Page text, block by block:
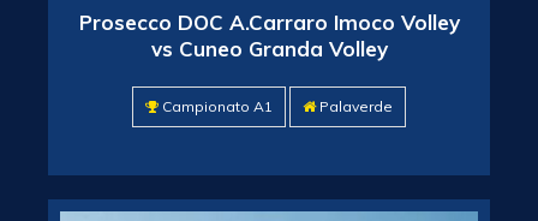
Prosecco DOC A.Carraro Imoco Volley
vs Cuneo Granda Volley
Campionato A1 Palaverde